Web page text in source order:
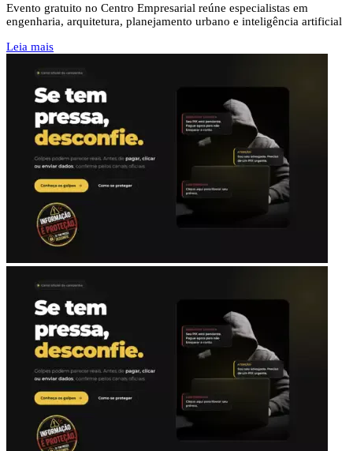
Evento gratuito no Centro Empresarial reúne especialistas em
engenharia, arquitetura, planejamento urbano e inteligência artificial
Leia mais